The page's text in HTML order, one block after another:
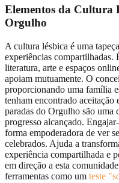
Elementos da Cultura
Orgulho
A cultura lésbica é uma
experiências compartilhadas.
literatura, arte e espaços
apoiam mutuamente. O
proporcionando uma família
tenham encontrado aceitação
paradas do Orgulho são uma
progresso alcançado.
forma empoderadora de ver
celebrados. Ajuda a
experiência compartilhada e
em direção a esta
ferramentas como um teste